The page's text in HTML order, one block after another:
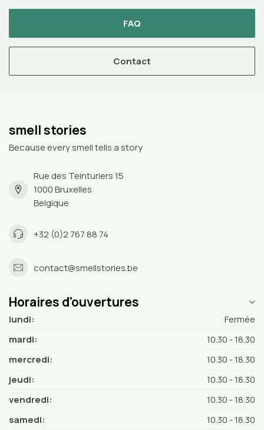
FAQ
Contact
smell stories
Because every smell tells a story
Rue des Teinturiers 15
1000 Bruxelles
Belgique
+32 (0)2 767 88 74
contact@smellstories.be
Horaires d'ouvertures
lundi:
Fermée
mardi:
10.30 - 18.30
mercredi:
10.30 - 18.30
jeudi:
10.30 - 18.30
vendredi:
10.30 - 18.30
samedi:
10.30 - 18.30